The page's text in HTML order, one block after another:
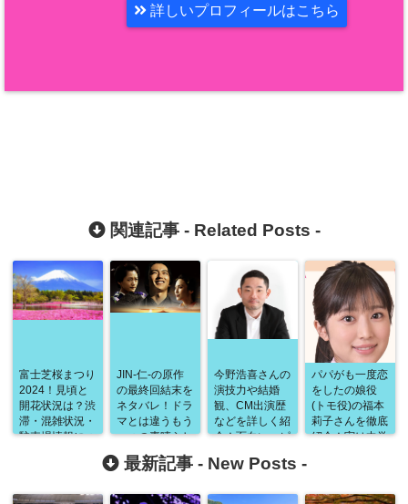
詳しいプロフィールはこちら
関連記事 - Related Posts -
富士芝桜まつり
2024！見頃と
開花状況は？渋
滞・混雑状況・
駐車場情報につ
コントラストは
JIN-仁-の原作
の最終回結末を
ネタバレ！ドラ
マとは違うもう
一つの素晴らし
い物語！この
道、過去に歩い
る・・・？
今野浩喜さんの
演技力や結婚
観、CM出演歴
などを詳しく紹
介！面白いエピ
す！
パパがも一度恋
をしたの娘役
(トモ役)の福本
莉子さんを徹底
紹介！実は中学
外な一面も！
最新記事 - New Posts -